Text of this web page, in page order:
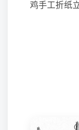
鸡手工折纸